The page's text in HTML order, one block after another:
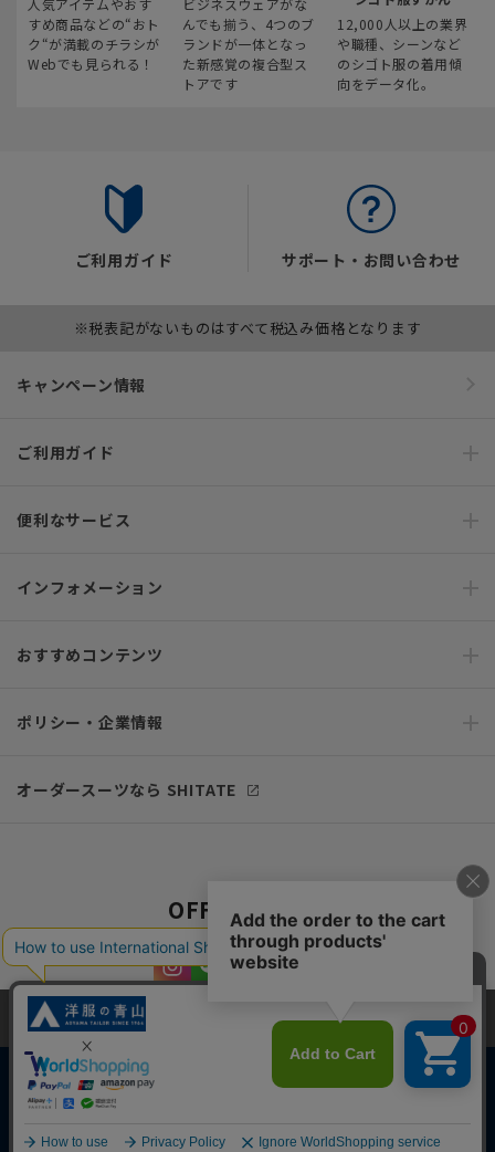
人気アイテムやおす
すめ商品などの“おト
ク“が満載のチラシが
Webでも見られる！
ビジネスウェアがな
んでも揃う、4つのブ
ランドが一体となっ
た新感覚の複合型ス
トアです
12,000人以上の業界
や職種、シーンなど
のシゴト服の着用傾
向をデータ化。
ご利用ガイド サポート・お問い合わせ
※税表記がないものはすべて税込み価格となります
キャンペーン情報
ご利用ガイド
便利なサービス
インフォメーション
おすすめコンテンツ
ポリシー・企業情報
オーダースーツなら SHITATE
OFFICIAL SNS
Copyright © AOYAMA TRADING Co.,Ltd. All Rights Reserved
当サイトでは、快適な閲覧体験とコンテンツ改善のためにCookieを使用
しています。閲覧を続けることで、Cookieの使用に同意したものとみな
します。詳細については
同意して閉じる